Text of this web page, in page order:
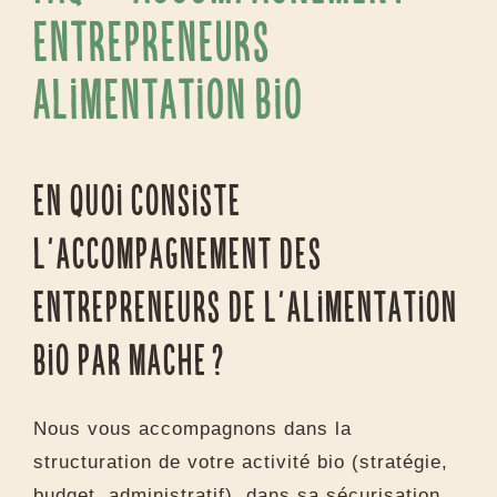
entrepreneurs
alimentation bio
En quoi consiste
l’accompagnement des
entrepreneurs de l’alimentation